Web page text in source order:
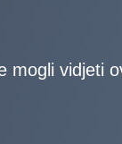
mogli vidjeti